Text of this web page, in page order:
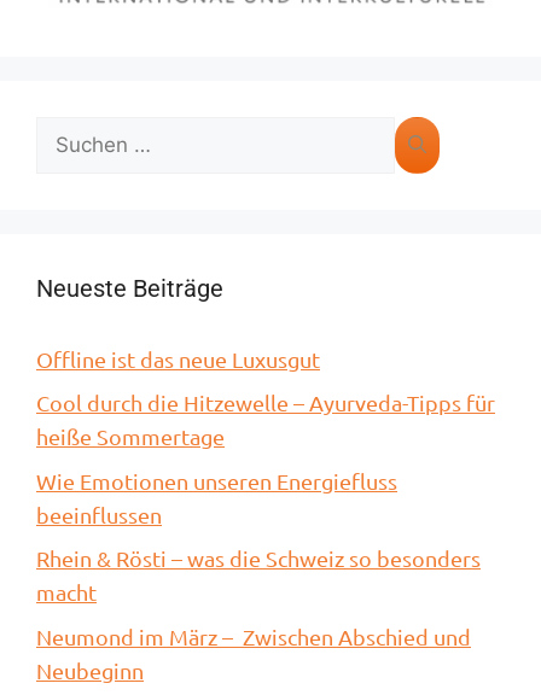
Neueste Beiträge
Offline ist das neue Luxusgut
Cool durch die Hitzewelle – Ayurveda-Tipps für
heiße Sommertage
Wie Emotionen unseren Energiefluss
beeinflussen
Rhein & Rösti – was die Schweiz so besonders
macht
Neumond im März – Zwischen Abschied und
Neubeginn